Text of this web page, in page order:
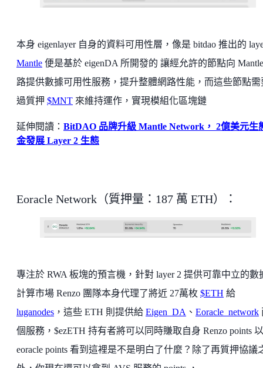
本身 eigenlayer 自身的資料可用性層，像是 bitdao 推出的
Mantle 便是基於 eigenDA 所開發的 讓經允許的節點向
路提供數據可用性服務，提升整體網路性能，而這些節點需
過質押 $MNT 來維持運作，實現模組化區塊鏈
延伸閱讀： BitDAO 品牌升級 Mantle Network， 2億美元生
金發展 Layer 2 生態
Eoracle Network（質押量：187 萬 ETH）：
專注於 RWA 板塊的預言機，針對 layer 2 提供可靠中立的數
計算市場 Renzo 團隊本身代理了將近 27萬枚 $ETH 給
luganodes ，這些 ETH 則提供給 Eigen_DA 、 Eoracle_network
個服務，$ezETH 持有者將可以同時賺取自身 Renzo points
eoracle points 看到這裡是不是明白了什麼？除了再質押協議